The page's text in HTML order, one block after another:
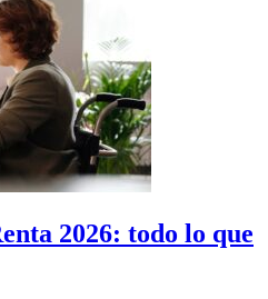
2026: todo lo que